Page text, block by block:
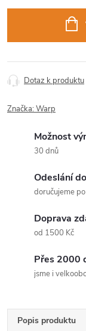
Dotaz k produktu
Značka:Warp
Možnost
30 dnů
Odeslání
doručujeme
Doprava
od 1500 Kč
Přes 2000
jsme i
Popis produktu